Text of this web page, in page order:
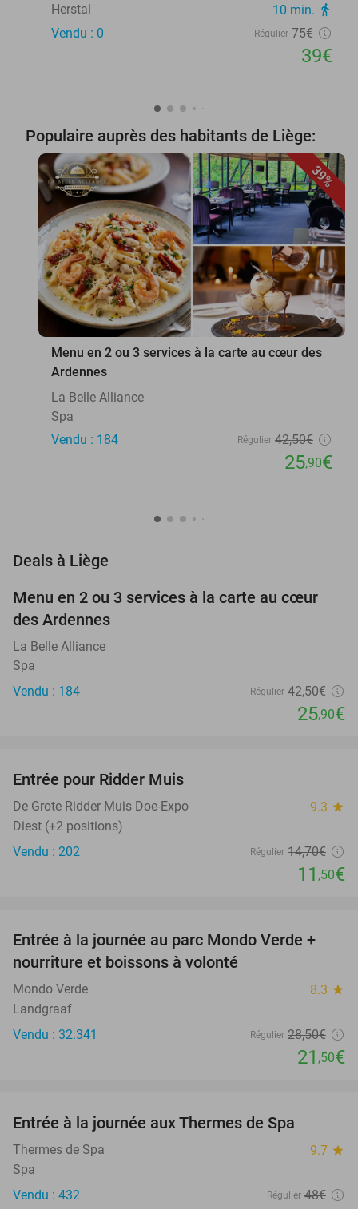
Herstal 10 min. directions_walk
Vendu : 0 Régulier 75€
39€
Populaire auprès des habitants de Liège:
39%
favorite_border
Menu en 2 ou 3 services à la carte au cœur des
Ardennes
La Belle Alliance
Spa
Vendu : 184
Régulier 42,50€
25,90€
Deals à Liège
39%
Menu en 2 ou 3 services à la carte au cœur
des Ardennes
La Belle Alliance
Spa
Vendu : 184
Régulier 42,50€
25,90€
TODAY
Entrée pour Ridder Muis
De Grote Ridder Muis Doe-Expo 9.3 star
Diest (+2 positions)
Vendu : 202
Régulier 14,70€
11 ,50€
25%
Entrée à la journée au parc Mondo Verde +
nourriture et boissons à volonté
Mondo Verde 8.3 star
Landgraaf
Vendu : 32.341
Régulier 28,50€
21 ,50€
Entrée à la journée aux Thermes de Spa
Thermes de Spa 9.7 star
Spa
Vendu : 432
Régulier 48€